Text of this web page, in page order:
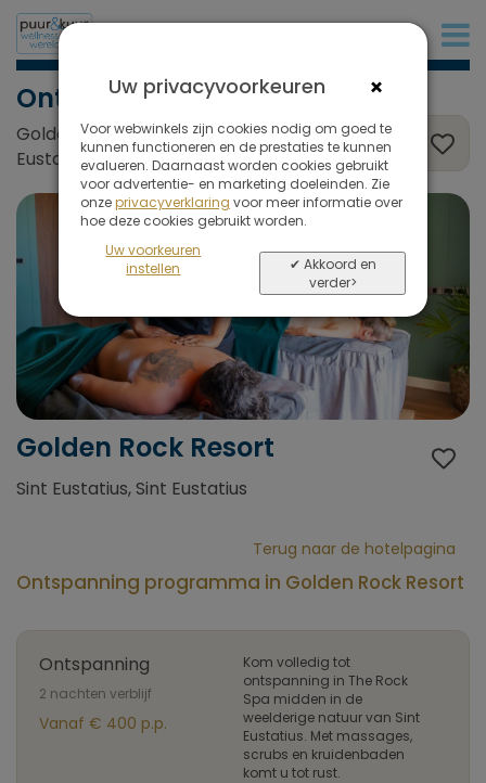
Ontspanning
Golden Rock Resort, Sint Eustatius, Sint
Eustatius
Golden Rock Resort
Sint Eustatius, Sint Eustatius
Terug naar de hotelpagina
Ontspanning programma in Golden Rock Resort
Ontspanning
2 nachten verblijf
Vanaf € 400 p.p.
Kom volledig tot
ontspanning in The Rock
Spa midden in de
weelderige natuur van Sint
Eustatius. Met massages,
scrubs en kruidenbaden
komt u tot rust.
×
Uw privacyvoorkeuren
Voor webwinkels zijn cookies nodig om goed te
kunnen functioneren en de prestaties te kunnen
evalueren. Daarnaast worden cookies gebruikt
voor advertentie- en marketing doeleinden. Zie
onzeprivacyverklaring voor meer informatie over
hoe deze cookies gebruikt worden.
Uw voorkeuren
instellen
✔ Akkoord en
verder>